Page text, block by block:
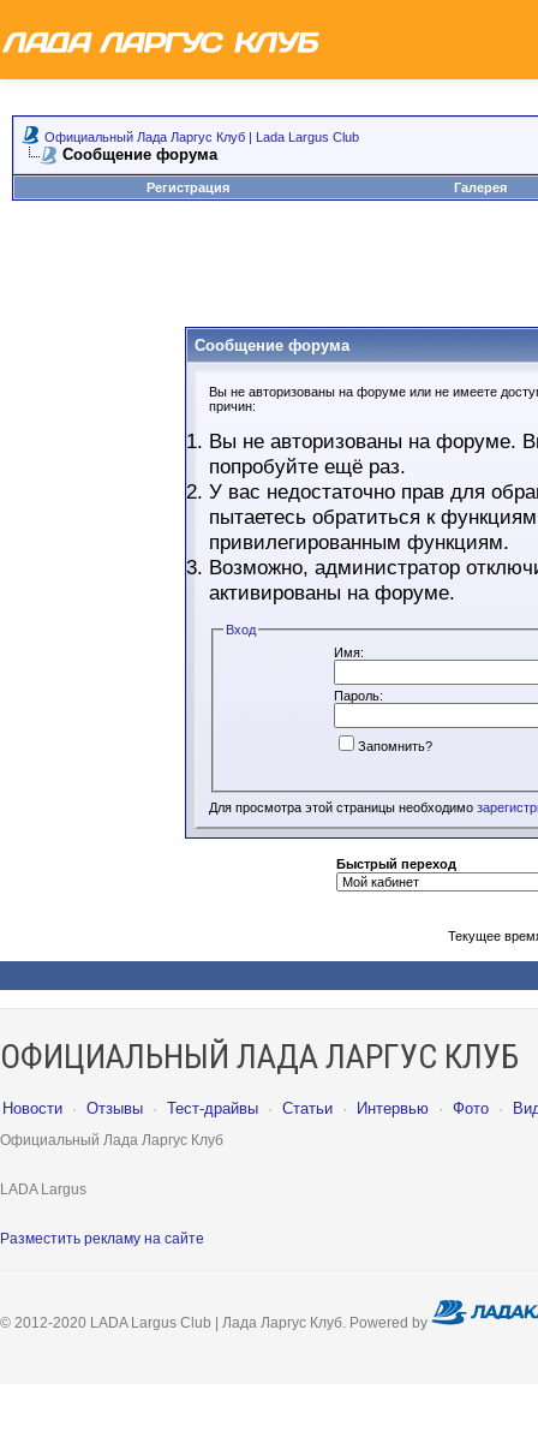
Официальный Лада Ларгус Клуб | Lada Largus Club
Сообщение форума
Регистрация Галерея
Сообщение форума
Вы не авторизованы на форуме или не имеете
причин:
Вы не авторизованы на форуме.
попробуйте ещё раз.
У вас недостаточно прав для
пытаетесь обратиться к
привилегированным функциям.
Возможно, администратор
активированы на форуме.
Вход
Имя:
Пароль:
Запомнить?
Для просмотра этой страницы необходимо
Быстрый переход
Текущее
ОФИЦИАЛЬНЫЙ ЛАДА ЛАРГУС КЛУБ
Новости · Отзывы · Тест-драйвы · Статьи · Интервью · Фото ·
Официальный Лада Ларгус Клуб
LADA Largus
Разместить рекламу на сайте
© 2012-2020 LADA Largus Club | Лада Ларгус Клуб. Powered by